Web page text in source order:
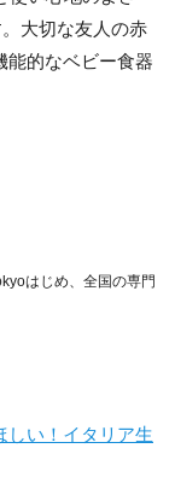
大切な友人の赤
能的なベビー食器
はじめ、全国の専門
しい！イタリア生